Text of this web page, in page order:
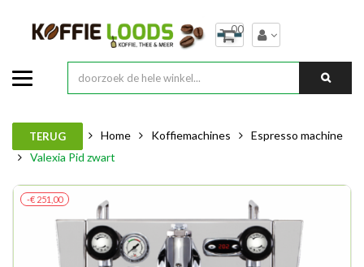
00
TERUG Home Koffiemachines
Espresso machine
Valexia Pid zwart
-€ 251,00